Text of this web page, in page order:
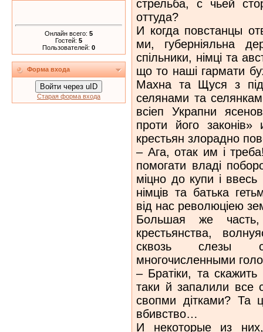
Онлайн всего: 5
Гостей: 5
Пользователей: 0
Форма входа
Войти через uID
Старая форма входа
стрельба, с чьей
оттуда?
И когда повстанцы
ми, губернiяльна
спiльники, нiмцi та
що то нашi гармати
Махна та Щуся з
селянами та
вcieп Украпни
проти його
крестьян злорадно
– Ага, отак им i
помогати владi
мiцно до купи i
нiмцiв та батька
вiд нас революцiею
Большая же
крестьянства,
сквозь слезы
многочисленными
– Братiки, та
таки й запалили все
свопми дiтками?
вбивство…
И некоторые из